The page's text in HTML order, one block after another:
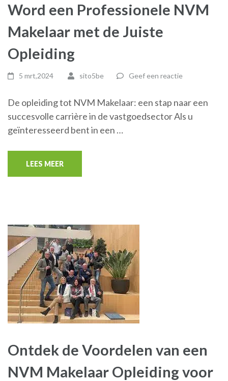
Word een Professionele NVM
Makelaar met de Juiste
Opleiding
5 mrt,2024 sito5be Geef een reactie
De opleiding tot NVM Makelaar: een stap naar een
succesvolle carrière in de vastgoedsector Als u
geïnteresseerd bent in een …
LEES MEER
Ontdek de Voordelen van een
NVM Makelaar Opleiding voor